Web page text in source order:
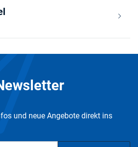
und neue Angebote direkt ins